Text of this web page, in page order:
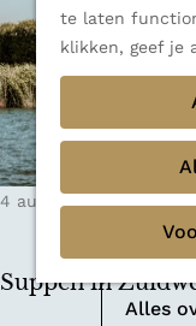
te laten
klikken, geef je
o
m
e
p
a
g
e
Bekijk
Alles
e
k
j
e
Suppen in
4 augustus 2020